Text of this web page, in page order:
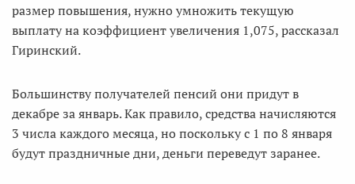
размер повышения, нужно умножить текущую
выплату на коэффициент увеличения 1,075, рассказал
Гиринский.
Большинству получателей пенсий они придут в
декабре за январь. Как правило, средства начисляются
3 числа каждого месяца, но поскольку с 1 по 8 января
будут праздничные дни, деньги переведут заранее.